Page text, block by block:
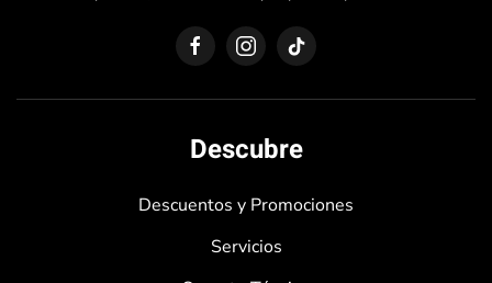
Descubre
Descuentos y Promociones
Servicios